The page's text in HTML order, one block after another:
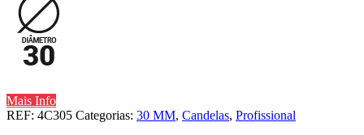
Mais Info
REF: 4C305 Categorias: 30 MM, Candelas, Profissional